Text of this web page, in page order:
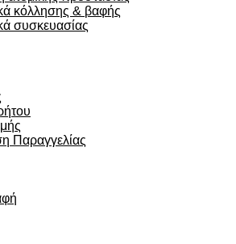
κόλλησης & βαφής
συσκευασίας
Παραγγελίας